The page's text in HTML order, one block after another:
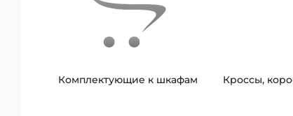
Комплектующие к шкафам Кроссы,